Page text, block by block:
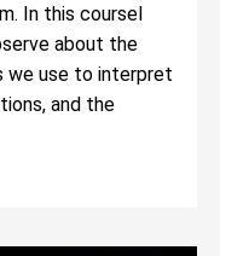
In this courseI
about the
we use to interpret
and the